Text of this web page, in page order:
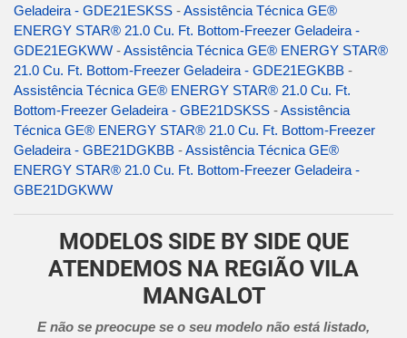
Geladeira - GDE21ESKSS -Assistência Técnica GE®
ENERGY STAR® 21.0 Cu. Ft. Bottom-Freezer Geladeira -
GDE21EGKWW -Assistência Técnica GE® ENERGY STAR®
21.0 Cu. Ft. Bottom-Freezer Geladeira - GDE21EGKBB -
Assistência Técnica GE® ENERGY STAR® 21.0 Cu. Ft.
Bottom-Freezer Geladeira - GBE21DSKSS -Assistência
Técnica GE® ENERGY STAR® 21.0 Cu. Ft. Bottom-Freezer
Geladeira - GBE21DGKBB -Assistência Técnica GE®
ENERGY STAR® 21.0 Cu. Ft. Bottom-Freezer Geladeira -
GBE21DGKWW
MODELOS SIDE BY SIDE QUE
ATENDEMOS NA REGIÃO VILA
MANGALOT
E não se preocupe se o seu modelo não está listado,